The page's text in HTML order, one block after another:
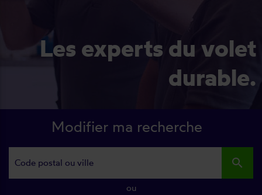
Les experts du volet
durable.
Modifier ma recherche
search
ou